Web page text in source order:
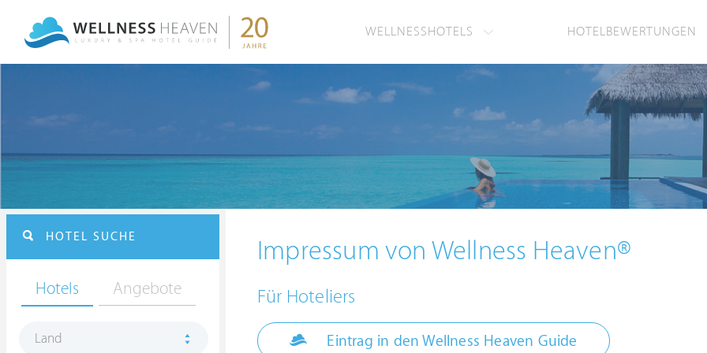
WELLNESSHOTELS HOTELBEWERTUNGEN
Impressum von Wellness Heaven®
Für Hoteliers
Eintrag in den Wellness Heaven Guide
HOTEL SUCHE
Hotels Angebote
Land